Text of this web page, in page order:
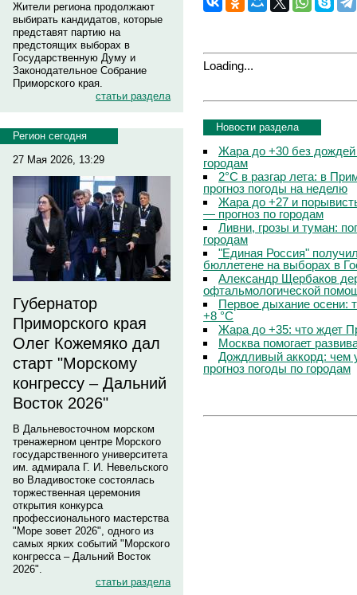
Жители региона продолжают
выбирать кандидатов, которые
представят партию на
предстоящих выборах в
Государственную Думу и
Законодательное Собрание
Приморского края.
статьи раздела
Регион сегодня
27 Мая 2026, 13:29
Губернатор
Приморского края
Олег Кожемяко дал
старт "Морскому
конгрессу – Дальний
Восток 2026"
В Дальневосточном морском
тренажерном центре Морского
государственного университета
им. адмирала Г. И. Невельского
во Владивостоке состоялась
торжественная церемония
открытия конкурса
профессионального мастерства
"Море зовет 2026", одного из
самых ярких событий "Морского
конгресса – Дальний Восток
2026".
статьи раздела
Loading...
Новости раздела
Жара до +30 без
городам
2°C в разгар лета: в
прогноз погоды на неделю
Жара до +27 и
— прогноз по городам
Ливни, грозы и туман:
городам
"Единая Россия"
бюллетене на выборах в
Александр Щербаков
офтальмологической
Первое дыхание осени:
+8 °C
Жара до +35: что ждет
Москва помогает
Дождливый аккорд: чем
прогноз погоды по городам